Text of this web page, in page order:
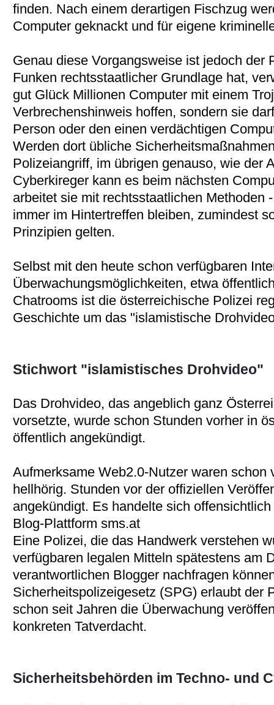
finden. Nach einem derartigen Fischzug
Computer geknackt und für eigene
Genau diese Vorgangsweise ist jedoch der
Funken rechtsstaatlicher Grundlage hat,
gut Glück Millionen Computer mit einem
Verbrechenshinweis hoffen, sondern sie
Person oder den einen verdächtigen
Werden dort übliche
Polizeiangriff, im übrigen genauso, wie der
Cyberkireger kann es beim nächsten
arbeitet sie mit rechtsstaatlichen Methoden
immer im Hintertreffen bleiben, zumindest
Prinzipien gelten.
Selbst mit den heute schon verfügbaren
Überwachungsmöglichkeiten, etwa
Chatrooms ist die österreichische Polizei
Geschichte um das "islamistische
Stichwort "islamistisches Drohvideo"
Das Drohvideo, das angeblich ganz
vorsetzte, wurde schon Stunden vorher in
öffentlich angekündigt.
Aufmerksame Web2.0-Nutzer waren schon
hellhörig. Stunden vor der offiziellen
angekündigt. Es handelte sich
Blog-Plattform sms.at
Eine Polizei, die das Handwerk verstehen
verfügbaren legalen Mitteln spätestens am
verantwortlichen Blogger nachfragen
Sicherheitspolizeigesetz (SPG) erlaubt der
schon seit Jahren die Überwachung
konkreten Tatverdacht.
Sicherheitsbehörden im Techno- und